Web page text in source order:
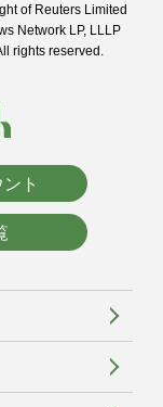
of Reuters Limited
Network LP, LLLP
rights reserved.
ト